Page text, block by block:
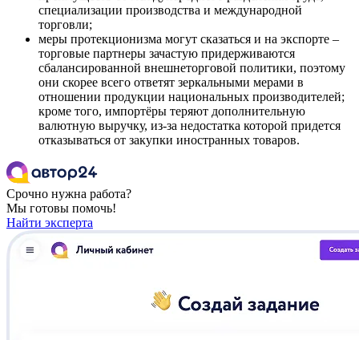
специализации производства и международной
торговли;
меры протекционизма могут сказаться и на экспорте –
торговые партнеры зачастую придерживаются
сбалансированной внешнеторговой политики, поэтому
они скорее всего ответят зеркальными мерами в
отношении продукции национальных производителей;
кроме того, импортёры теряют дополнительную
валютную выручку, из-за недостатка которой придется
отказываться от закупки иностранных товаров.
Срочно нужна работа?
Мы готовы помочь!
Найти эксперта